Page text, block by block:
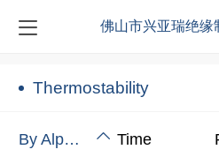
佛山市兴亚瑞绝缘
Thermostability
By Alphabet Time